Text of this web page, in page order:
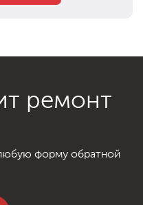
ремонт
любую форму обратной